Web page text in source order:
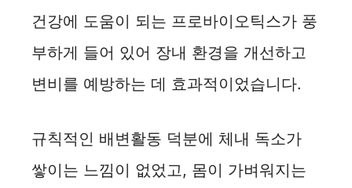
건강에 도움이 되는 프로바이오틱스가 풍
부하게 들어 있어 장내 환경을 개선하고
변비를 예방하는 데 효과적이었습니다.
규칙적인 배변활동 덕분에 체내 독소가
쌓이는 느낌이 없었고, 몸이 가벼워지는